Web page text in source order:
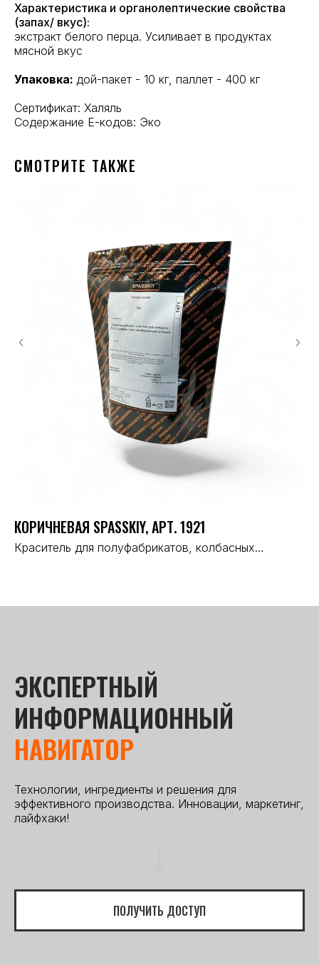
Характеристика и органолептические свойства
(запах/ вкус):
экстракт белого перца. Усиливает в продуктах
мясной вкус
Упаковка: дой-пакет - 10 кг, паллет - 400 кг
Сертификат: Халяль
Содержание Е-кодов: Эко
СМОТРИТЕ ТАКЖЕ
КОРИЧНЕВАЯ SPASSKIY, АРТ. 1921
Краситель для полуфабрикатов, колбасных
ЭКСПЕРТНЫЙ
ИНФОРМАЦИОННЫЙ
НАВИГАТОР
Технологии, ингредиенты и решения для
эффективного производства. Инновации, маркетинг,
лайфхаки!
ПОЛУЧИТЬ ДОСТУП